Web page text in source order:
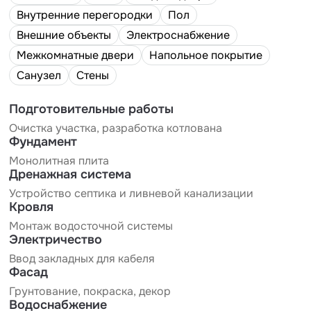
Внутренние перегородки
Пол
Внешние объекты
Электроснабжение
Межкомнатные двери
Напольное покрытие
Санузел
Стены
Подготовительные работы
Очистка участка, разработка котлована
Фундамент
Монолитная плита
Дренажная система
Устройство септика и ливневой канализации
Кровля
Монтаж водосточной системы
Электричество
Ввод закладных для кабеля
Фасад
Грунтование, покраска, декор
Водоснабжение